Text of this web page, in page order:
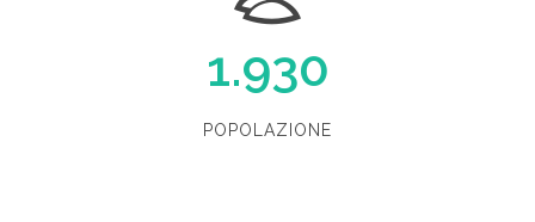
1.930
POPOLAZIONE